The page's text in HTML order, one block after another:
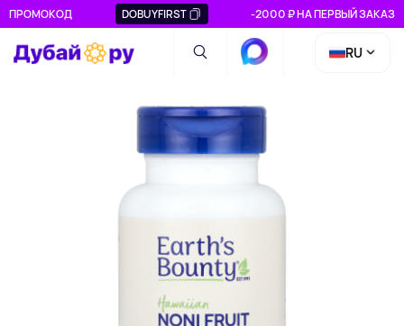
ПРОМОКОД DOBUYFIRST -2000 ₽ НА ПЕРВЫЙ ЗАКАЗ
RU